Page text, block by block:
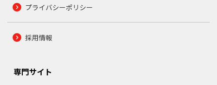
プライバシーポリシー
採用情報
専門サイト